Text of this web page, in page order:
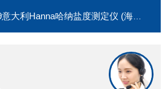
大利Hanna哈纳盐度测定仪 (海水样品)